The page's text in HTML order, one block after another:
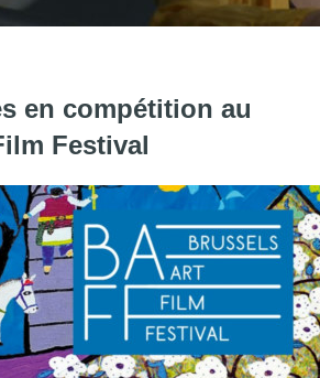
l'article "Le Brussels Art Film
en compétition au
Festival